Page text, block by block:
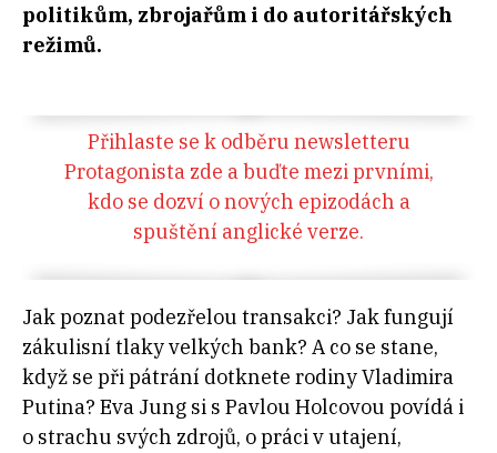
politikům, zbrojařům i do autoritářských
režimů.
Přihlaste se k odběru newsletteru
Protagonista zde a buďte mezi prvními,
kdo se dozví o nových epizodách a
spuštění anglické verze.
Jak poznat podezřelou transakci? Jak fungují
zákulisní tlaky velkých bank? A co se stane,
když se při pátrání dotknete rodiny Vladimira
Putina? Eva Jung si s Pavlou Holcovou povídá i
o strachu svých zdrojů, o práci v utajení,